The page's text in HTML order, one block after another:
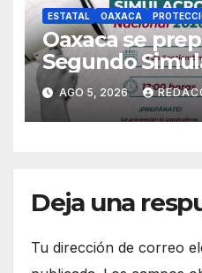
ESTATAL OAXACA
Oaxaca se
Segundo
2026, que se
septiembre
AGO 5, 2026
Deja una
Tu dirección de correo